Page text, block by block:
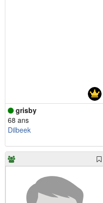
grisby
68 ans
Dilbeek